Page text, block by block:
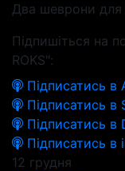
Два шеврони для
Підпишіться на
ROKS":
Підписатись в
Підписатись в
Підписатись в
Підписатись в
12 грудня